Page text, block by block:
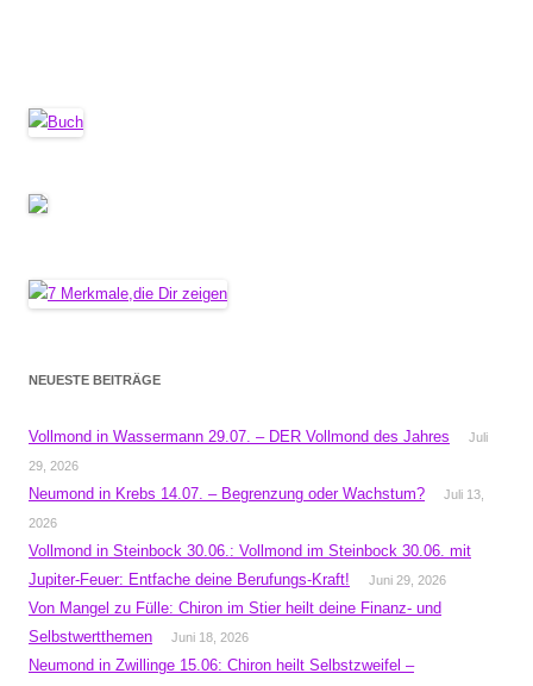
NEUESTE BEITRÄGE
Vollmond in Wassermann 29.07. – DER Vollmond des Jahres
Juli
29, 2026
Neumond in Krebs 14.07. – Begrenzung oder Wachstum?
Juli 13,
2026
Vollmond in Steinbock 30.06.: Vollmond im Steinbock 30.06. mit
Jupiter-Feuer: Entfache deine Berufungs-Kraft!
Juni 29, 2026
Von Mangel zu Fülle: Chiron im Stier heilt deine Finanz- und
Selbstwertthemen
Juni 18, 2026
Neumond in Zwillinge 15.06: Chiron heilt Selbstzweifel –